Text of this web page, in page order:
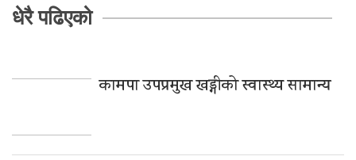
धेरै पढिएको
कामपा उपप्रमुख खड्गीको स्वास्थ्य सामान्य